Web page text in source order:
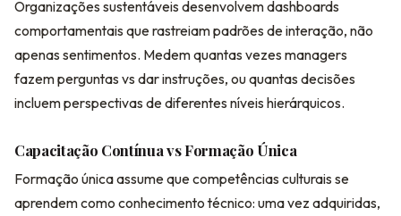
Organizações sustentáveis desenvolvem dashboards
comportamentais que rastreiam padrões de interação, não
apenas sentimentos. Medem quantas vezes managers
fazem perguntas vs dar instruções, ou quantas decisões
incluem perspectivas de diferentes níveis hierárquicos.
Capacitação Contínua vs Formação Única
Formação única assume que competências culturais se
aprendem como conhecimento técnico: uma vez adquiridas,